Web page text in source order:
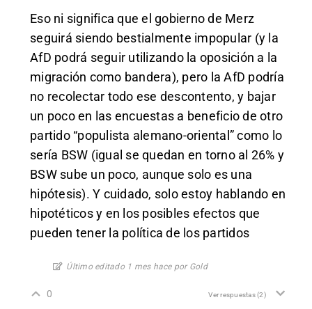
Eso ni significa que el gobierno de Merz
seguirá siendo bestialmente impopular (y la
AfD podrá seguir utilizando la oposición a la
migración como bandera), pero la AfD podría
no recolectar todo ese descontento, y bajar
un poco en las encuestas a beneficio de otro
partido “populista alemano-oriental” como lo
sería BSW (igual se quedan en torno al 26% y
BSW sube un poco, aunque solo es una
hipótesis). Y cuidado, solo estoy hablando en
hipotéticos y en los posibles efectos que
pueden tener la política de los partidos
Último editado 1 mes hace por Gold
0 Ver respuestas(2)